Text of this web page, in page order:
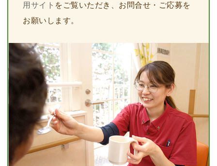
用サイト をご覧いただき、お問合せ・ご応募を
お願いします。